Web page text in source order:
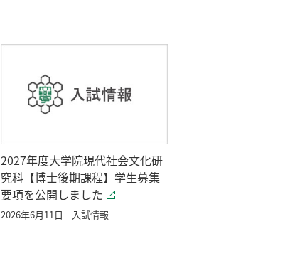
2027年度大学院現代社会文化研
究科【博士後期課程】学生募集
要項を公開しました
2026年6月11日 入試情報